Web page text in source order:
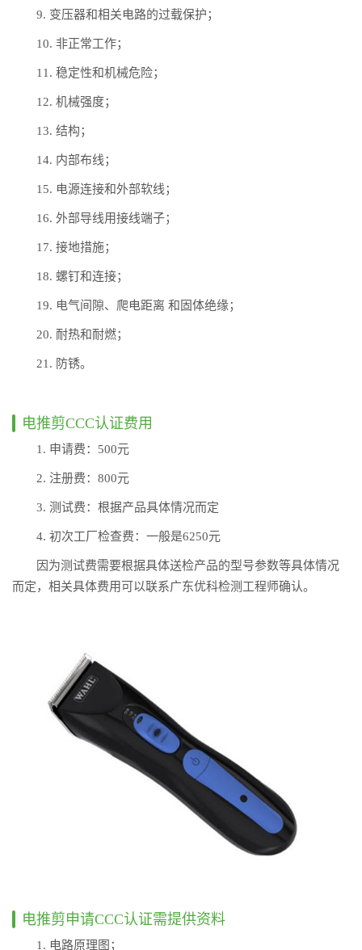
9. 变压器和相关电路的过载保护；
10. 非正常工作；
11. 稳定性和机械危险；
12. 机械强度；
13. 结构；
14. 内部布线；
15. 电源连接和外部软线；
16. 外部导线用接线端子；
17. 接地措施；
18. 螺钉和连接；
19. 电气间隙、爬电距离 和固体绝缘；
20. 耐热和耐燃；
21. 防锈。
电推剪CCC认证费用
1. 申请费：500元
2. 注册费：800元
3. 测试费：根据产品具体情况而定
4. 初次工厂检查费：一般是6250元
因为测试费需要根据具体送检产品的型号参数等具体情况
而定，相关具体费用可以联系广东优科检测工程师确认。
电推剪申请CCC认证需提供资料
1. 电路原理图；